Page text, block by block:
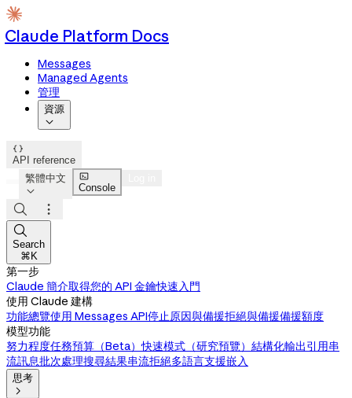
Claude Platform Docs
Messages
Managed Agents
管理
資源


API reference
繁體中文


Console



Search
⌘K
第一步
Claude 簡介取得您的 API 金鑰快速入門
使用 Claude 建構
功能總覽使用 Messages API停止原因與備援拒絕與備援備援額度
模型功能
努力程度任務預算（Beta）快速模式（研究預覽） 結構化輸出引用串
流訊息批次處理搜尋結果串流拒絕多語言支援嵌入
思考
